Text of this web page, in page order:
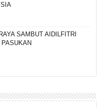
SAMBUT AIDILFITRI